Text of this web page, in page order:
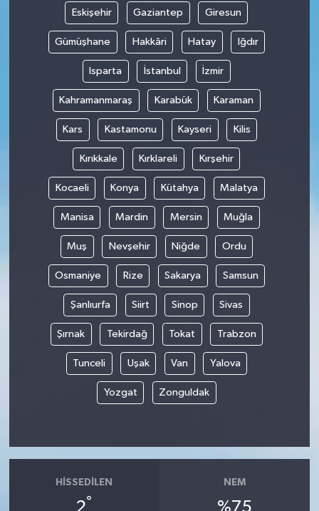
Eskişehir Gaziantep Giresun
Gümüşhane Hakkâri Hatay Iğdır
Isparta İstanbul İzmir
Kahramanmaraş Karabük Karaman
Kars Kastamonu Kayseri Kilis
Kırıkkale Kırklareli Kırşehir
Kocaeli Konya Kütahya Malatya
Manisa Mardin Mersin Muğla
Muş Nevşehir Niğde Ordu
Osmaniye Rize Sakarya Samsun
Şanlıurfa Siirt Sinop Sivas
Şırnak Tekirdağ Tokat Trabzon
Tunceli Uşak Van Yalova
Yozgat Zonguldak
HISSEDILEN
2°
NEM
%75